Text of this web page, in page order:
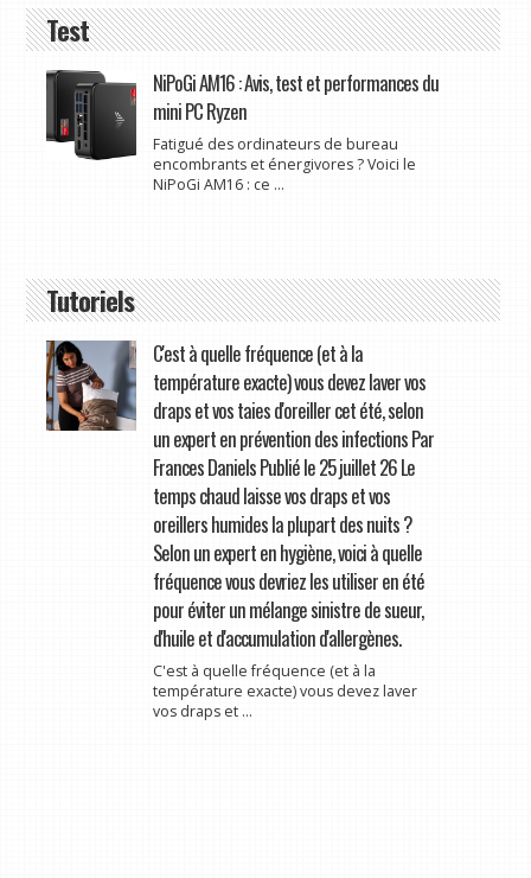
Test
NiPoGi AM16 : Avis, test et performances du
mini PC Ryzen
Fatigué des ordinateurs de bureau
encombrants et énergivores ? Voici le
NiPoGi AM16 : ce ...
Tutoriels
C'est à quelle fréquence (et à la
température exacte) vous devez laver vos
draps et vos taies d'oreiller cet été, selon
un expert en prévention des infections Par
Frances Daniels Publié le 25 juillet 26 Le
temps chaud laisse vos draps et vos
oreillers humides la plupart des nuits ?
Selon un expert en hygiène, voici à quelle
fréquence vous devriez les utiliser en été
pour éviter un mélange sinistre de sueur,
d'huile et d'accumulation d'allergènes.
C'est à quelle fréquence (et à la
température exacte) vous devez laver
vos draps et ...